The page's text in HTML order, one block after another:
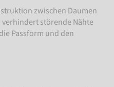
zwischen Daumen
störende Nähte
Passform und den